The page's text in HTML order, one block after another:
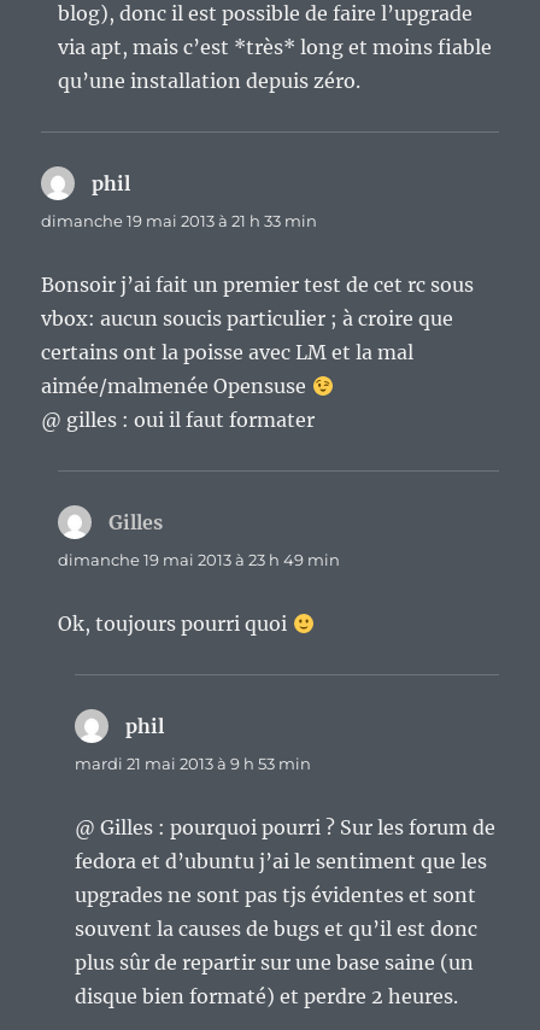
blog), donc il est possible de faire l’upgrade
via apt, mais c’est *très* long et moins fiable
qu’une installation depuis zéro.
phil
dimanche 19 mai 2013 à 21 h 33 min
Bonsoir j’ai fait un premier test de cet rc sous
vbox: aucun soucis particulier ; à croire que
certains ont la poisse avec LM et la mal
aimée/malmenée Opensuse
@ gilles : oui il faut formater
Gilles
dimanche 19 mai 2013 à 23 h 49 min
Ok, toujours pourri quoi
phil
mardi 21 mai 2013 à 9 h 53 min
@ Gilles : pourquoi pourri ? Sur les forum de
fedora et d’ubuntu j’ai le sentiment que les
upgrades ne sont pas tjs évidentes et sont
souvent la causes de bugs et qu’il est donc
plus sûr de repartir sur une base saine (un
disque bien formaté) et perdre 2 heures.